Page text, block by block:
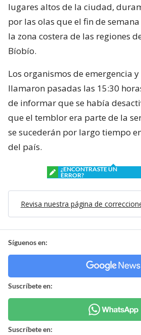
lugares altos de la ciudad,
por las olas que el fin de
la zona costera de las regiones
Bíobío.
Los organismos de emergencia
llamaron pasadas las 15:30
de informar que se había
que el temblor era parte de la
se sucederán por largo tiempo
del país.
¿ENCONTRASTE UN
ERROR?
Revisa nuestra página de
Síguenos en:
Suscríbete en:
Suscríbete en: